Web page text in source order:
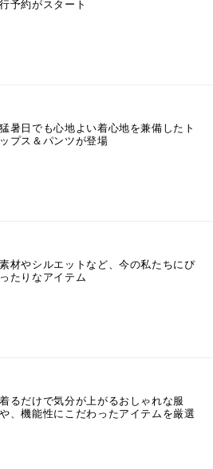
行予約がスタート
猛暑日でも心地よい着心地を兼備したト
ップス＆パンツが登場
素材やシルエットなど、今の私たちにぴ
ったりなアイテム
着るだけで気分が上がるおしゃれな服
や、機能性にこだわったアイテムを厳選